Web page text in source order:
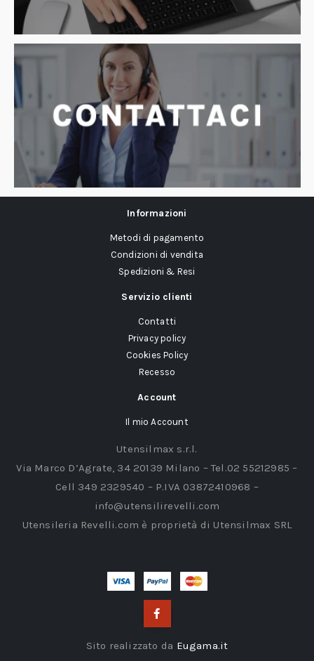
Informazioni
Metodi di pagamento
Condizioni di vendita
Spedizioni & Resi
Servizio clienti
Contatti
Privacy policy
Cookies Policy
Recesso
Account
Il mio Account
Utensilmax s.r.l.
Via Marco D’Agrate, 34 20139 Milano – Tel.02 55212985 –
Cell 349 2329540 – P.IVA 03872410968 –
info@utensilirevelli.com
Utensileria Revelli.com è proprietà di Utensilmax SRL
Sito realizzato da Eugama.it